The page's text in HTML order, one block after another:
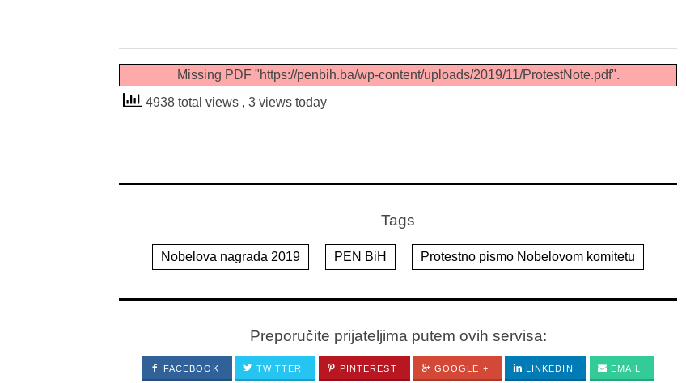
Missing PDF "https://penbih.ba/wp-content/uploads/2019/11/ProtestNote.pdf".
4938 total views , 3 views today
Tags
Nobelova nagrada 2019 PEN BiH Protestno pismo Nobelovom komitetu
Preporučite prijateljima putem ovih servisa:
FACEBOOK TWITTER PINTEREST GOOGLE + LINKEDIN EMAIL